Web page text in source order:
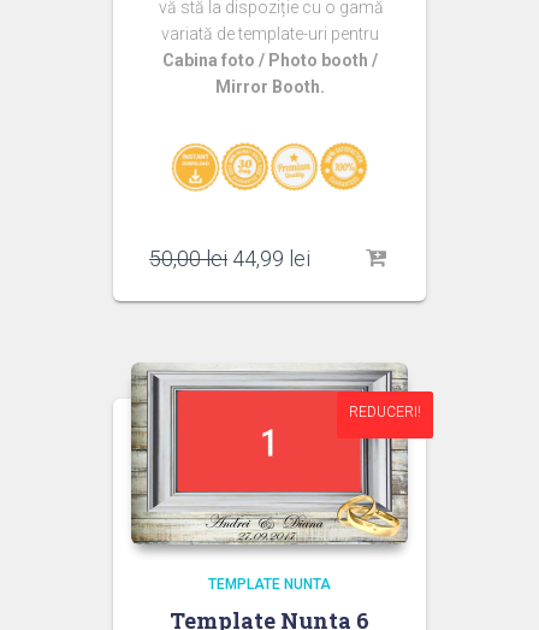
vă stă la dispoziție cu o gamă
variată de template-uri pentru
Cabina foto / Photo booth /
Mirror Booth.
50,00lei Prețul
a
50,00 lei.
44,99 lei
este:
REDUCERI!
REDUCERI!
TEMPLATE NUNTA
Template Nunta 6